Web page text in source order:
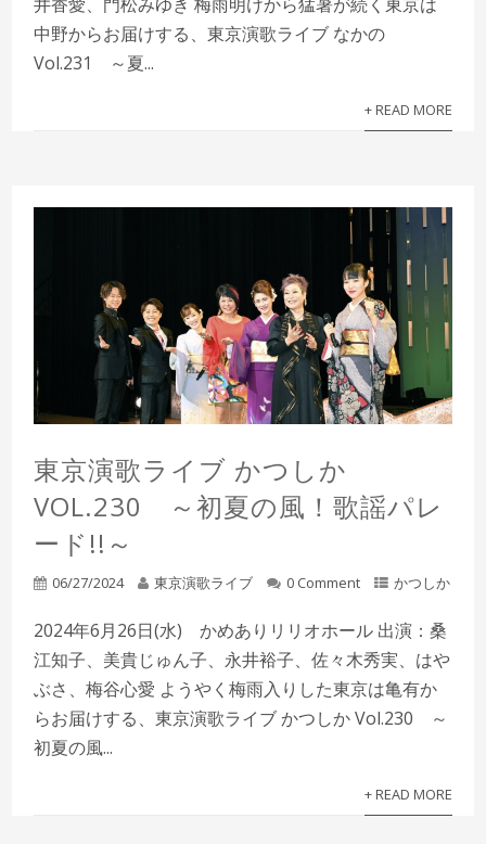
中野からお届けする、東京演歌ライブ なかの
Vol.231 ～夏...
+ READ MORE
東京演歌ライブ かつしか
VOL.230 ～初夏の風！歌謡パレ
ード!!～
06/27/2024 東京演歌ライブ 0 Comment かつしか
2024年6月26日(水) かめありリリオホール 出演：桑
江知子、美貴じゅん子、永井裕子、佐々木秀実、はや
ぶさ、梅谷心愛 ようやく梅雨入りした東京は亀有か
らお届けする、東京演歌ライブ かつしか Vol.230 ～
初夏の風...
+ READ MORE